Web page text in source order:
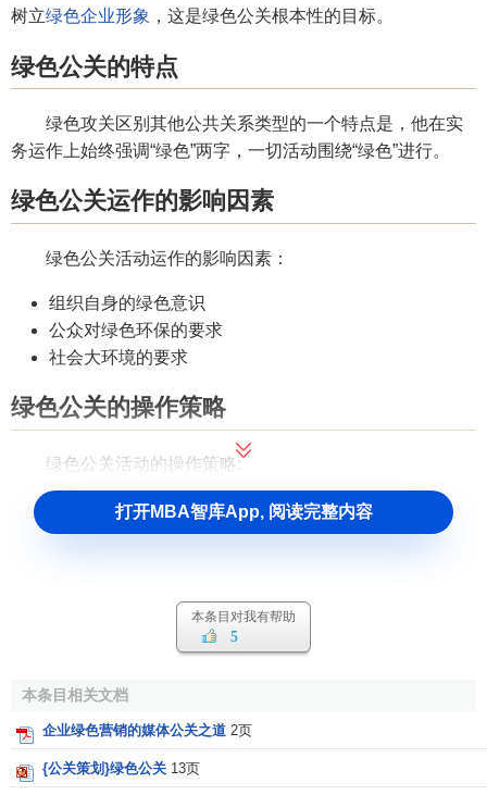
树立绿色企业形象 ，这是绿色公关根本性的目标。
绿色公关的特点
绿色攻关区别其他公共关系类型的一个特点是，他在实
务运作上始终强调“绿色”两字，一切活动围绕“绿色”进行。
绿色公关运作的影响因素
绿色公关活动运作的影响因素：
组织自身的绿色意识
公众对绿色环保的要求
社会大环境的要求
绿色公关的操作策略
绿色公关活动的操作策略:
进攻性策略：组织主动出击
防御性策略：防患于未然，预先开展公关
绿色公关的意义
业有效地搜集世界各地的“绿色信息”；有助于培育企业全体职
员树立绿色观念。绿色公关创立的绿色企业形象还有利于打
实，这对发展中国家尤其是我国的
打开MBA智库App, 阅读完整内容
本条目对我有帮助
5
本条目相关文档
企业绿色营销的媒体公关之道 2页
{公关策划}绿色公关 13页